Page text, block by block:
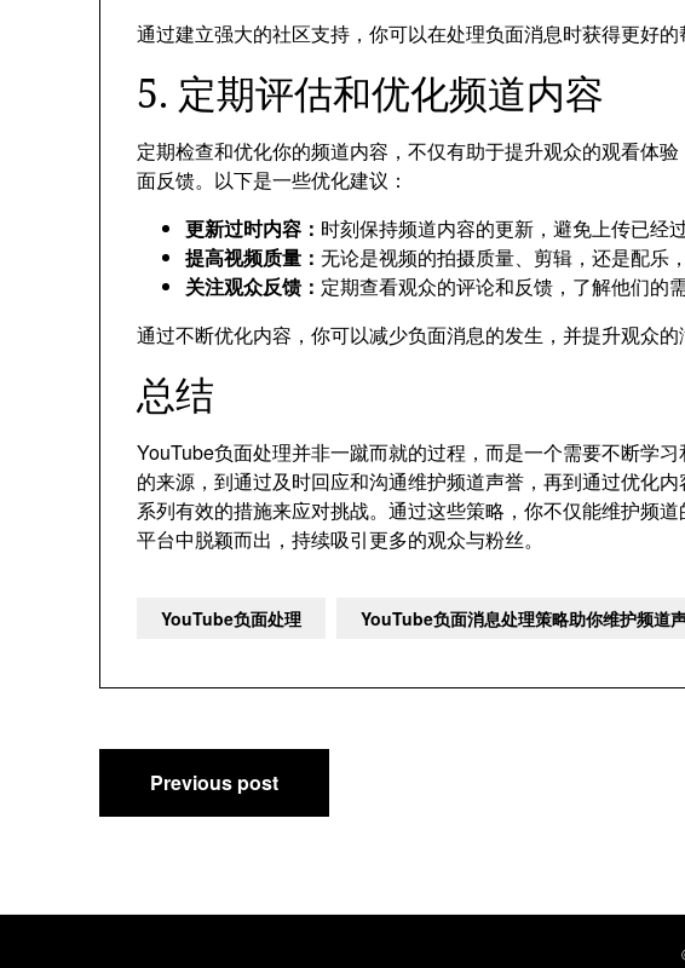
通过建立强大的社区支持，你可以在处理负面消息时获得更好的
5. 定期评估和优化频道内容
定期检查和优化你的频道内容，不仅有助于提升观众的观看体
面反馈。以下是一些优化建议：
更新过时内容： 时刻保持频道内容的更新，避免上传已经
提高视频质量： 无论是视频的拍摄质量、剪辑，还是配乐
关注观众反馈： 定期查看观众的评论和反馈，了解他们的
通过不断优化内容，你可以减少负面消息的发生，并提升观众的
总结
YouTube负面处理并非一蹴而就的过程，而是一个需要不断学
的来源，到通过及时回应和沟通维护频道声誉，再到通过优化
系列有效的措施来应对挑战。通过这些策略，你不仅能维护频
平台中脱颖而出，持续吸引更多的观众与粉丝。
YouTube负面处理 YouTube负面消息处理策略助你维护频道
章
航
Previous post